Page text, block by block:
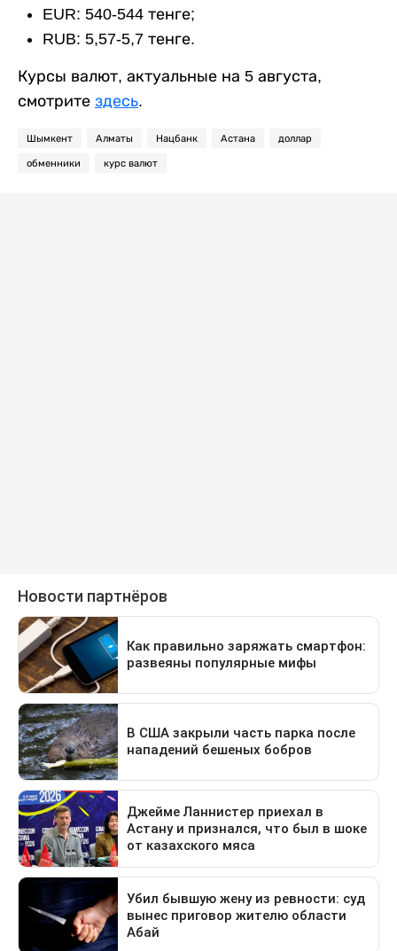
EUR: 540-544 тенге;
RUB: 5,57-5,7 тенге.
Курсы валют, актуальные на 5 августа,
смотрите здесь.
Шымкент Алматы Нацбанк Астана доллар
обменники курс валют